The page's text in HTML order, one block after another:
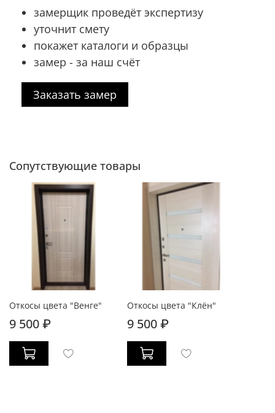
замерщик проведёт экспертизу
уточнит смету
покажет каталоги и образцы
замер - за наш счёт
Заказать замер
Сопутствующие товары
Откосы цвета "Венге"
9 500 ₽
Откосы цвета "Клён"
9 500 ₽